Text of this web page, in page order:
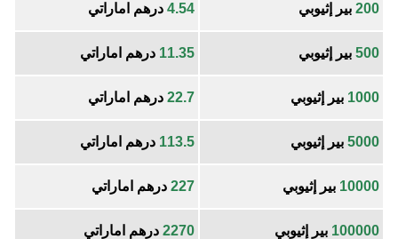
200 بير إثيوبي 4.54 درهم اماراتي
500 بير إثيوبي 11.35 درهم اماراتي
1000 بير إثيوبي 22.7 درهم اماراتي
5000 بير إثيوبي 113.5 درهم اماراتي
10000 بير إثيوبي 227 درهم اماراتي
100000 بير إثيوبي 2270 درهم اماراتي